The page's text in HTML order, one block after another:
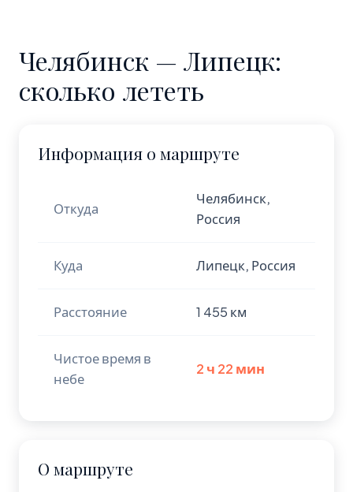
Челябинск — Липецк:
сколько лететь
Информация о маршруте
Откуда
Челябинск,
Россия
Куда Липецк, Россия
Расстояние 1 455 км
Чистое время в
небе
2 ч 22 мин
О маршруте